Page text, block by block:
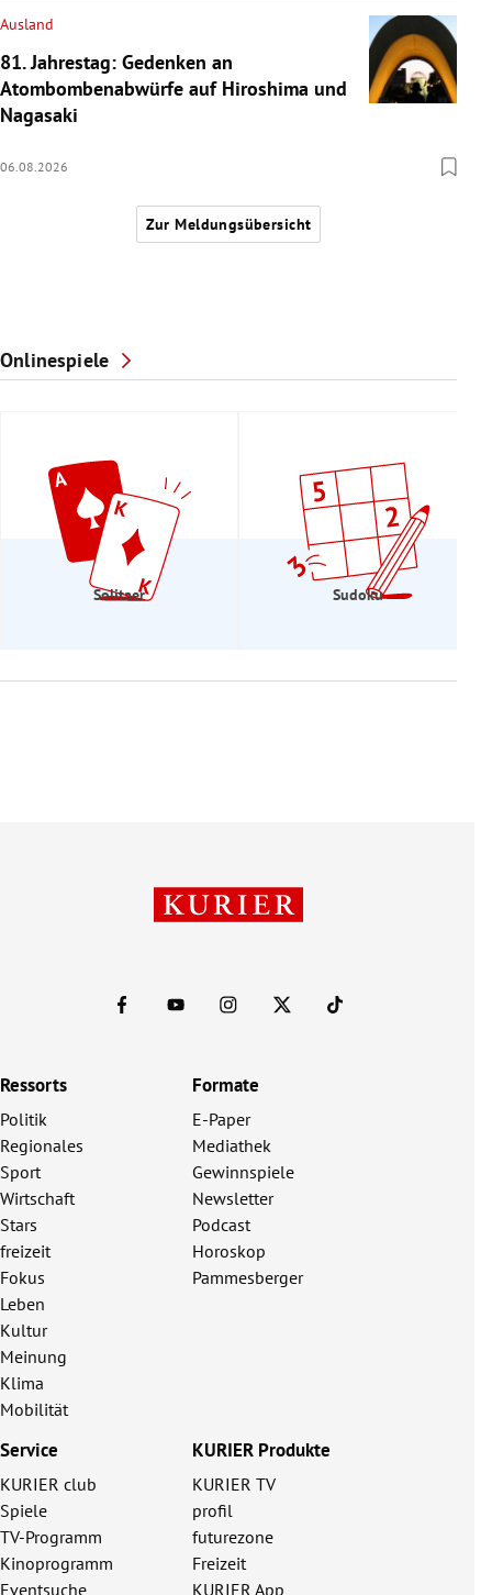
Ausland
81. Jahrestag: Gedenken an
Atombombenabwürfe auf Hiroshima und
Nagasaki
06.08.2026
Zur Meldungsübersicht
Onlinespiele
Solitaer Sudoku
Ressorts
Politik
Regionales
Sport
Wirtschaft
Stars
freizeit
Fokus
Leben
Kultur
Meinung
Klima
Mobilität
Formate
E-Paper
Mediathek
Gewinnspiele
Newsletter
Podcast
Horoskop
Pammesberger
Service
KURIER club
Spiele
TV-Programm
Kinoprogramm
Eventsuche
KURIER Produkte
KURIER TV
profil
futurezone
Freizeit
KURIER App